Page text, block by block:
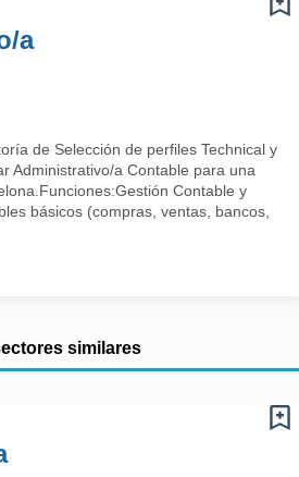
a
de Selección de perfiles Technical y
Administrativo/a Contable para una
Contable y
básicos (compras, ventas, bancos,
similares